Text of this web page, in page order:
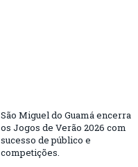
São Miguel do Guamá encerra
os Jogos de Verão 2026 com
sucesso de público e
competições.